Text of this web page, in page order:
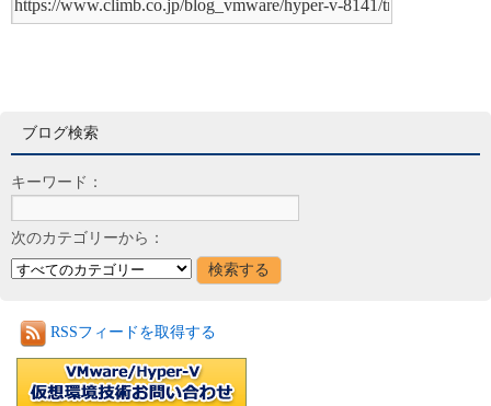
ブログ検索
キーワード：
次のカテゴリーから：
RSSフィードを取得する